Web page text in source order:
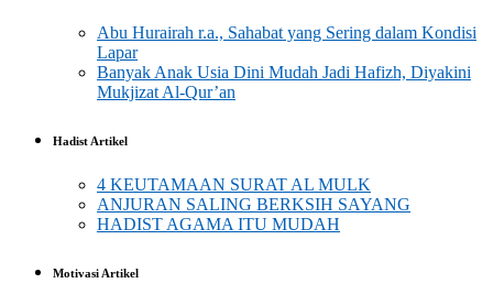
Abu Hurairah r.a., Sahabat yang Sering dalam Kondisi
Lapar
Banyak Anak Usia Dini Mudah Jadi Hafizh, Diyakini
Mukjizat Al-Qur’an
Hadist Artikel
4 KEUTAMAAN SURAT AL MULK
ANJURAN SALING BERKSIH SAYANG
HADIST AGAMA ITU MUDAH
Motivasi Artikel